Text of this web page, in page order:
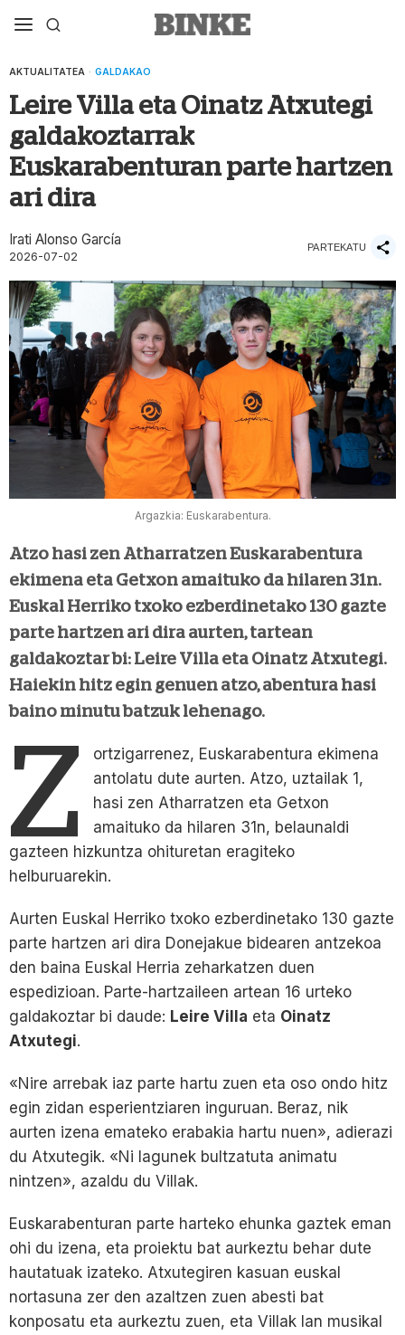
AKTUALITATEA · GALDAKAO
Leire Villa eta Oinatz Atxutegi
galdakoztarrak
Euskarabenturan parte hartzen
ari dira
Irati Alonso García
2026-07-02
PARTEKATU
Argazkia: Euskarabentura.
Atzo hasi zen Atharratzen Euskarabentura
ekimena eta Getxon amaituko da hilaren 31n.
Euskal Herriko txoko ezberdinetako 130 gazte
parte hartzen ari dira aurten, tartean
galdakoztar bi: Leire Villa eta Oinatz Atxutegi.
Haiekin hitz egin genuen atzo, abentura hasi
baino minutu batzuk lehenago.
Z
ortzigarrenez, Euskarabentura ekimena
antolatu dute aurten. Atzo, uztailak 1,
hasi zen Atharratzen eta Getxon
amaituko da hilaren 31n, belaunaldi
gazteen hizkuntza ohituretan eragiteko
helburuarekin.
Aurten Euskal Herriko txoko ezberdinetako 130 gazte
parte hartzen ari dira Donejakue bidearen antzekoa
den baina Euskal Herria zeharkatzen duen
espedizioan. Parte-hartzaileen artean 16 urteko
galdakoztar bi daude: Leire Villa eta Oinatz
Atxutegi.
«Nire arrebak iaz parte hartu zuen eta oso ondo hitz
egin zidan esperientziaren inguruan. Beraz, nik
aurten izena emateko erabakia hartu nuen», adierazi
du Atxutegik. «Ni lagunek bultzatuta animatu
nintzen», azaldu du Villak.
Euskarabenturan parte harteko ehunka gaztek eman
ohi du izena, eta proiektu bat aurkeztu behar dute
hautatuak izateko. Atxutegiren kasuan euskal
nortasuna zer den azaltzen zuen abesti bat
konposatu eta aurkeztu zuen, eta Villak lan musikal